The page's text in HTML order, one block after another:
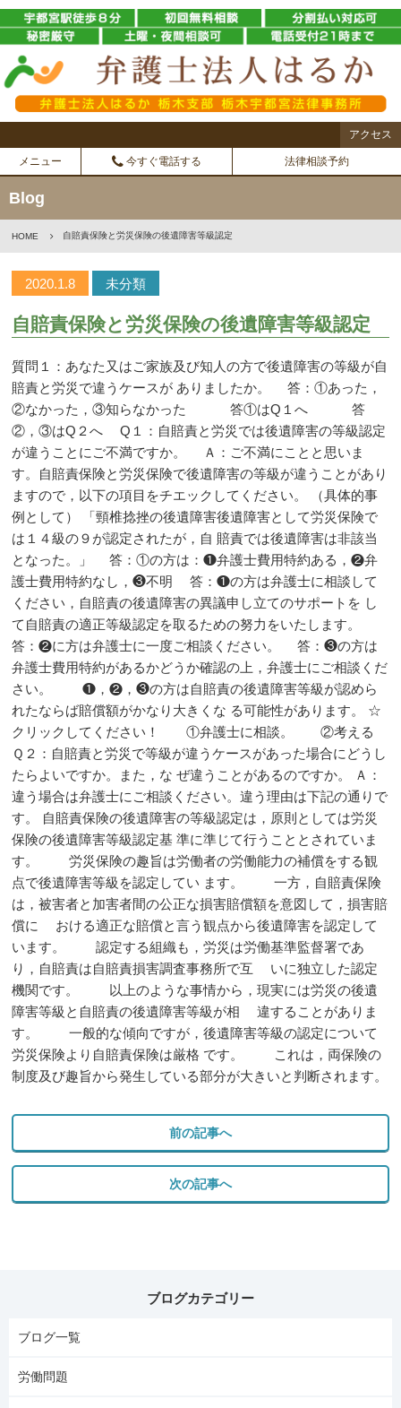
アクセス
メニュー 今すぐ電話する 法律相談予約
Blog
HOME 自賠責保険と労災保険の後遺障害等級認定
2020.1.8 未分類
自賠責保険と労災保険の後遺障害等級認定
質問１：あなた又はご家族及び知人の方で後遺障害の等級が自
賠責と労災で違うケースが ありましたか。 答：①あった，
②なかった，③知らなかった 答①はQ１へ 答
②，③はQ２へ Q１：自賠責と労災では後遺障害の等級認定
が違うことにご不満ですか。 Ａ：ご不満にことと思いま
す。自賠責保険と労災保険で後遺障害の等級が違うことがあり
ますので，以下の項目をチエックしてください。 （具体的事
例として） 「頸椎捻挫の後遺障害後遺障害として労災保険で
は１４級の９が認定されたが，自 賠責では後遺障害は非該当
となった。」 答：①の方は：❶弁護士費用特約ある，❷弁
護士費用特約なし，❸不明 答：❶の方は弁護士に相談して
ください，自賠責の後遺障害の異議申し立てのサポートを し
て自賠責の適正等級認定を取るための努力をいたします。
答：❷に方は弁護士に一度ご相談ください。 答：❸の方は
弁護士費用特約があるかどうか確認の上，弁護士にご相談くだ
さい。 ❶，❷，❸の方は自賠責の後遺障害等級が認めら
れたならば賠償額がかなり大きくな る可能性があります。 ☆
クリックしてください！ ①弁護士に相談。 ②考える
Ｑ２：自賠責と労災で等級が違うケースがあった場合にどうし
たらよいですか。また，な ぜ違うことがあるのですか。 Ａ：
違う場合は弁護士にご相談ください。違う理由は下記の通りで
す。 自賠責保険の後遺障害の等級認定は，原則としては労災
保険の後遺障害等級認定基 準に準じて行うこととされていま
す。 労災保険の趣旨は労働者の労働能力の補償をする観
点で後遺障害等級を認定してい ます。 一方，自賠責保険
は，被害者と加害者間の公正な損害賠償額を意図して，損害賠
償に おける適正な賠償と言う観点から後遺障害を認定して
います。 認定する組織も，労災は労働基準監督署であ
り，自賠責は自賠責損害調査事務所で互 いに独立した認定
機関です。 以上のような事情から，現実には労災の後遺
障害等級と自賠責の後遺障害等級が相 違することがありま
す。 一般的な傾向ですが，後遺障害等級の認定について
労災保険より自賠責保険は厳格 です。 これは，両保険の
制度及び趣旨から発生している部分が大きいと判断されます。
前の記事へ
次の記事へ
ブログカテゴリー
ブログ一覧
労働問題